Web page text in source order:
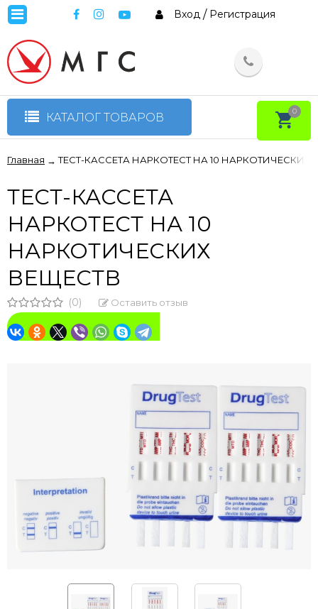
Вход / Регистрация
КАТАЛОГ ТОВАРОВ 0
Главная → ТЕСТ-КАССЕТА НАРКОТЕСТ НА 10 НАРКОТИЧЕСКИХ
ТЕСТ-КАССЕТА
НАРКОТЕСТ НА 10
НАРКОТИЧЕСКИХ
ВЕЩЕСТВ
(0) Оставить отзыв